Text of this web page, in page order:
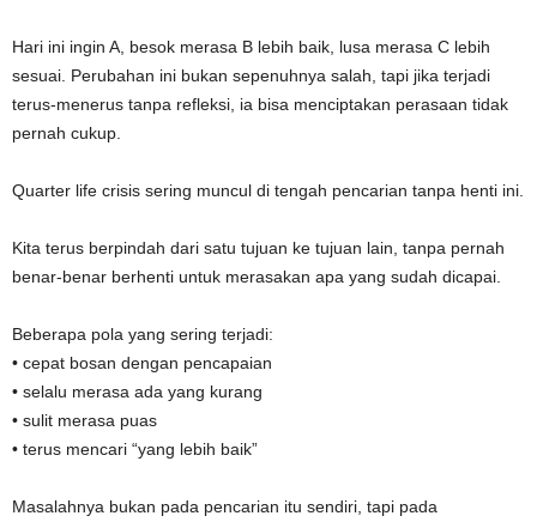
Hari ini ingin A, besok merasa B lebih baik, lusa merasa C lebih
sesuai. Perubahan ini bukan sepenuhnya salah, tapi jika terjadi
terus-menerus tanpa refleksi, ia bisa menciptakan perasaan tidak
pernah cukup.
Quarter life crisis sering muncul di tengah pencarian tanpa henti ini.
Kita terus berpindah dari satu tujuan ke tujuan lain, tanpa pernah
benar-benar berhenti untuk merasakan apa yang sudah dicapai.
Beberapa pola yang sering terjadi:
• cepat bosan dengan pencapaian
• selalu merasa ada yang kurang
• sulit merasa puas
• terus mencari “yang lebih baik”
Masalahnya bukan pada pencarian itu sendiri, tapi pada